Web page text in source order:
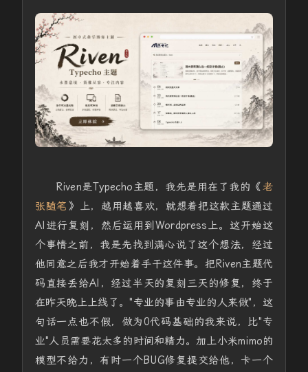
Riven是Typecho主题，我先是用在了我的《老
张随笔 》上，越用越喜欢，就想着把这款主题通过
AI进行复刻，然后运用到Wordpress上。这开始这
个事情之前，我是先找到满心说了这个想法，经过
他同意之后我才开始着手干这件事。把Riven主题代
码直接丢给AI，经过半天的复刻三天的修复，终于
在昨天晚上上线了。"专业的事由专业的人来做"，这
句话一点也不假，做为0代码基础的我来说，比"专
业"人员需要花太多的时间和精力。加上小米mimo的
模型不给力，有时一个BUG修复提交给他，卡一个